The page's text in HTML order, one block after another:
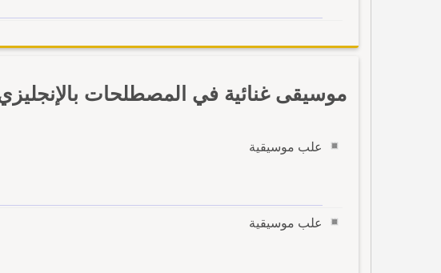
موسيقى غنائية في المصطلحات
علب موسيقية
علب موسيقية